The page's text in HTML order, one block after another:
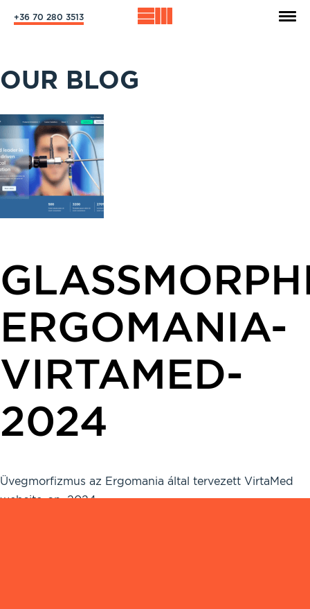
+36 70 280 3513
OUR BLOG
ERGOMANIA-
VIRTAMED-
2024
Üvegmorfizmus az Ergomania által tervezett VirtaMed
website-on, 2024